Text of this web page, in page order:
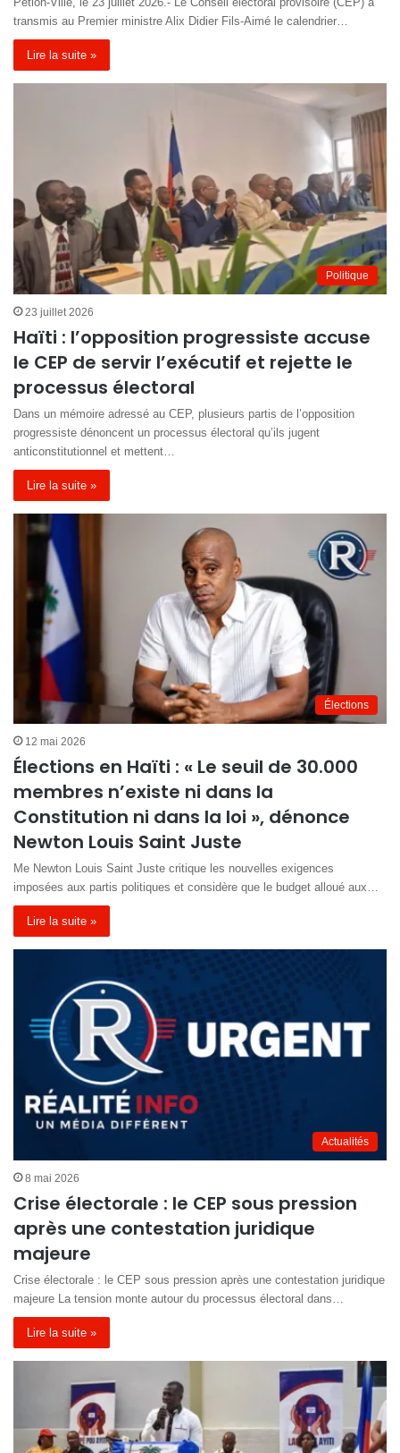
transmis au Premier ministre Alix Didier Fils-Aimé le calendrier…
Lire la suite »
Politique
23 juillet 2026
Haïti : l’opposition progressiste accuse
le CEP de servir l’exécutif et rejette le
processus électoral
Dans un mémoire adressé au CEP, plusieurs partis de l’opposition
progressiste dénoncent un processus électoral qu’ils jugent
anticonstitutionnel et mettent…
Lire la suite »
Élections
12 mai 2026
Élections en Haïti : « Le seuil de 30.000
membres n’existe ni dans la
Constitution ni dans la loi », dénonce
Newton Louis Saint Juste
Me Newton Louis Saint Juste critique les nouvelles exigences
imposées aux partis politiques et considère que le budget alloué aux…
Lire la suite »
Actualités
8 mai 2026
Crise électorale : le CEP sous pression
après une contestation juridique
majeure
Crise électorale : le CEP sous pression après une contestation juridique
majeure La tension monte autour du processus électoral dans…
Lire la suite »